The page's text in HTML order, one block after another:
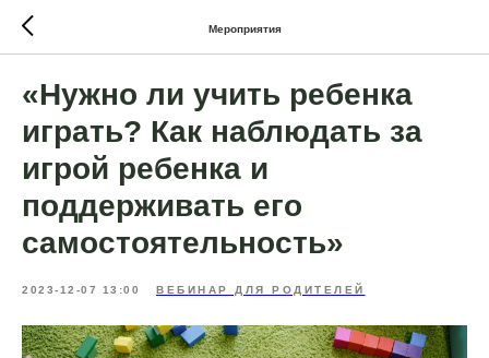
Мероприятия
«Нужно ли учить ребенка
играть? Как наблюдать за
игрой ребенка и
поддерживать его
самостоятельность»
2023-12-07 13:00 ВЕБИНАР ДЛЯ РОДИТЕЛЕЙ